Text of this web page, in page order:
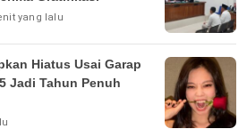
yang lalu
Hiatus Usai Garap
Jadi Tahun Penuh